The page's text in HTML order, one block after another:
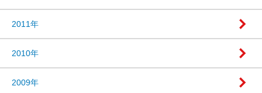
2011年
2010年
2009年